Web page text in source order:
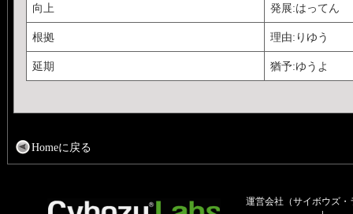
向上 発展:はってん
根拠 理由:りゆう
延期 猶予:ゆうよ
Homeに戻る
運営会社（サイボウズ・